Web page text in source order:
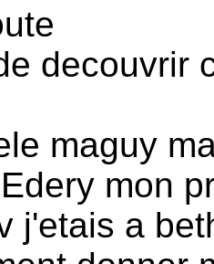
decouvrir
maguy
mon
j'etais a